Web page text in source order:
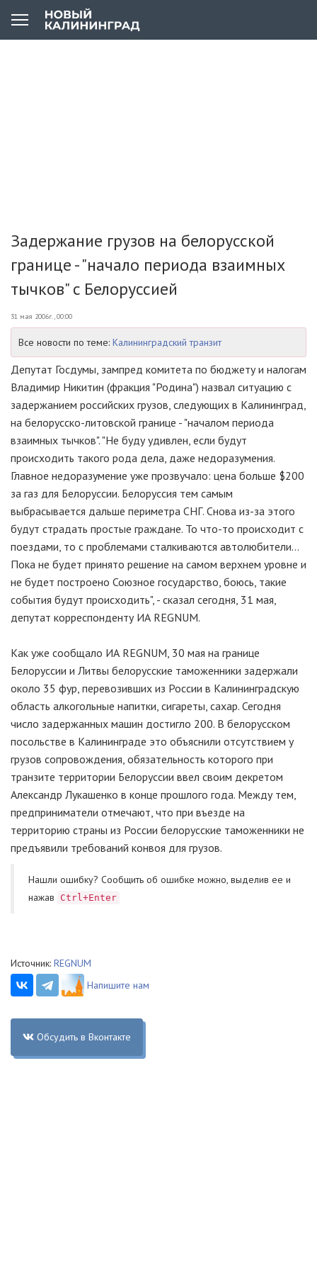
Задержание грузов на белорусской
границе - "начало периода взаимных
тычков" c Белоруссией
31 мая 2006г., 00:00
Все новости по теме: Калининградский транзит
Депутат Госдумы, зампред комитета по бюджету и налогам
Владимир Никитин (фракция "Родина") назвал ситуацию с
задержанием российских грузов, следующих в Калининград,
на белорусско-литовской границе - "началом периода
взаимных тычков". "Не буду удивлен, если будут
происходить такого рода дела, даже недоразумения.
Главное недоразумение уже прозвучало: цена больше $200
за газ для Белоруссии. Белоруссия тем самым
выбрасывается дальше периметра СНГ. Снова из-за этого
будут страдать простые граждане. То что-то происходит с
поездами, то с проблемами сталкиваются автолюбители...
Пока не будет принято решение на самом верхнем уровне и
не будет построено Союзное государство, боюсь, такие
события будут происходить", - сказал сегодня, 31 мая,
депутат корреспонденту ИА REGNUM.
Как уже сообщало ИА REGNUM, 30 мая на границе
Белоруссии и Литвы белорусские таможенники задержали
около 35 фур, перевозивших из России в Калининградскую
область алкогольные напитки, сигареты, сахар. Сегодня
число задержанных машин достигло 200. В белорусском
посольстве в Калининграде это объяснили отсутствием у
грузов сопровождения, обязательность которого при
транзите территории Белоруссии ввел своим декретом
Александр Лукашенко в конце прошлого года. Между тем,
предприниматели отмечают, что при въезде на
территорию страны из России белорусские таможенники не
предъявили требований конвоя для грузов.
Нашли ошибку? Cообщить об ошибке можно, выделив ее и
нажав
Ctrl+Enter
Источник: REGNUM
Напишите нам
Обсудить в Вконтакте